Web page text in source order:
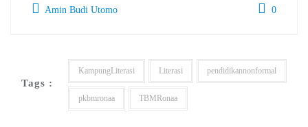
Amin Budi Utomo 0
Tags :
KampungLiterasi Literasi pendidikannonformal
pkbmronaa TBMRonaa